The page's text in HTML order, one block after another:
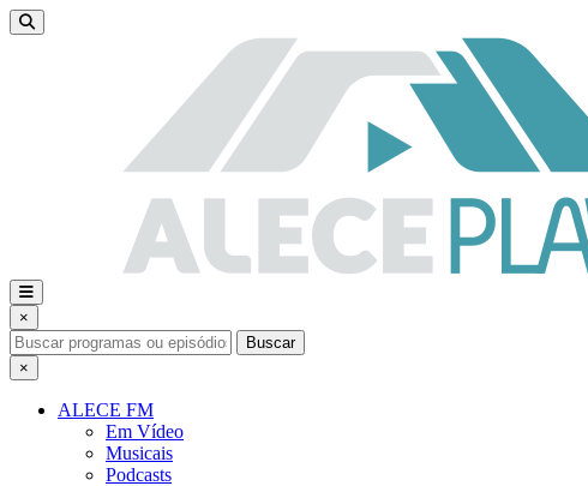
×
Buscar
×
ALECE FM
Em Vídeo
Musicais
Podcasts